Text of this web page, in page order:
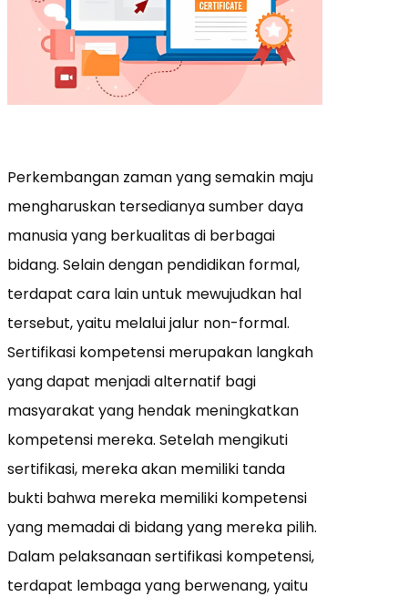
Perkembangan zaman yang semakin maju
mengharuskan tersedianya sumber daya
manusia yang berkualitas di berbagai
bidang. Selain dengan pendidikan formal,
terdapat cara lain untuk mewujudkan hal
tersebut, yaitu melalui jalur non-formal.
Sertifikasi kompetensi merupakan langkah
yang dapat menjadi alternatif bagi
masyarakat yang hendak meningkatkan
kompetensi mereka. Setelah mengikuti
sertifikasi, mereka akan memiliki tanda
bukti bahwa mereka memiliki kompetensi
yang memadai di bidang yang mereka pilih.
Dalam pelaksanaan sertifikasi kompetensi,
terdapat lembaga yang berwenang, yaitu